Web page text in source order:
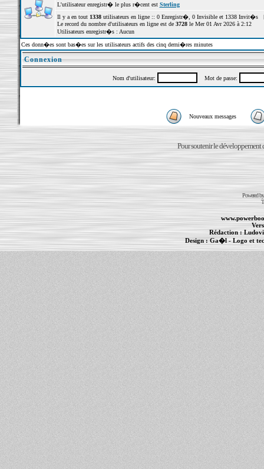
L'utilisateur enregistr� le plus r�cent est Sterling
Il y a en tout 1338utilisateurs en ligne :: 0 Enregistr�, 0 Invisible et 1338 Invit�s
Le record du nombre d'utilisateurs en ligne est de 3728le Mer 01 Avr 2026 à 2:12
Utilisateurs enregistr�s : Aucun
Ces donn�es sont bas�es sur les utilisateurs actifs des cinq derni�res minutes
Connexion
Nom d'utilisateur: Mot de passe:
Nouveaux messages
Pour soutenir le développement
Powered
Rédaction :
Design : Ga�l- Logo et
- MacBook Pro-